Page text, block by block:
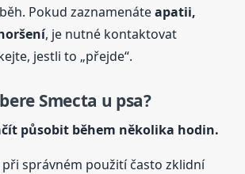
Pokud zaznamenáteapatii,
, je nutné kontaktovat
jestli to „přejde“.
Smecta u psa?
působit během několika hodin.
při správném použití často zklidní